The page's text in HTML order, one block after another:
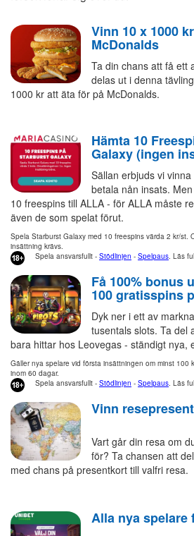
Vinn 10 x 1000
McDonalds
Ta din chans att få ett
delas ut i denna
1000 kr att äta för på McDonalds.
Hämta 10
Galaxy (ingen
Sällan erbjuds vi
betala nån insats.
10 freespins till ALLA - för ALLA måste
även de som spelat förut.
Spela Starburst Galaxy med 10 freespins värda 2 kr/st.
insättning krävs.
Spela ansvarsfullt - Stödlinjen - Spelpaus. Läs
Få 100% bonus
100 gratisspins
Dyk ner i ett av
tusentals slots. Ta del
bara hittar hos Leovegas - ständigt nya,
Gäller nya spelare vid första insättningen om minst 100
inom 60 dagar.
Spela ansvarsfullt - Stödlinjen - Spelpaus. Läs
Vinn
Vart går din resa om
för? Ta chansen att
med chans på presentkort till valfri resa.
Alla nya spelare